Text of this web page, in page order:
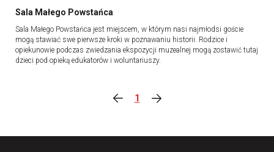
Sala Małego Powstańca
Sala Małego Powstańca jest miejscem, w którym nasi najmłodsi goście
mogą stawiać swe pierwsze kroki w poznawaniu historii. Rodzice i
opiekunowie podczas zwiedzania ekspozycji muzealnej mogą zostawić tutaj
dzieci pod opieką edukatorów i woluntariuszy.
1